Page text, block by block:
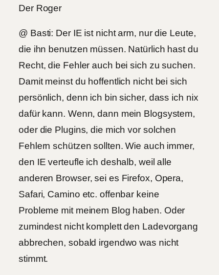
Der Roger
@ Basti: Der IE ist nicht arm, nur die Leute,
die ihn benutzen müssen. Natürlich hast du
Recht, die Fehler auch bei sich zu suchen.
Damit meinst du hoffentlich nicht bei sich
persönlich, denn ich bin sicher, dass ich nix
dafür kann. Wenn, dann mein Blogsystem,
oder die Plugins, die mich vor solchen
Fehlern schützen sollten. Wie auch immer,
den IE verteufle ich deshalb, weil alle
anderen Browser, sei es Firefox, Opera,
Safari, Camino etc. offenbar keine
Probleme mit meinem Blog haben. Oder
zumindest nicht komplett den Ladevorgang
abbrechen, sobald irgendwo was nicht
stimmt.